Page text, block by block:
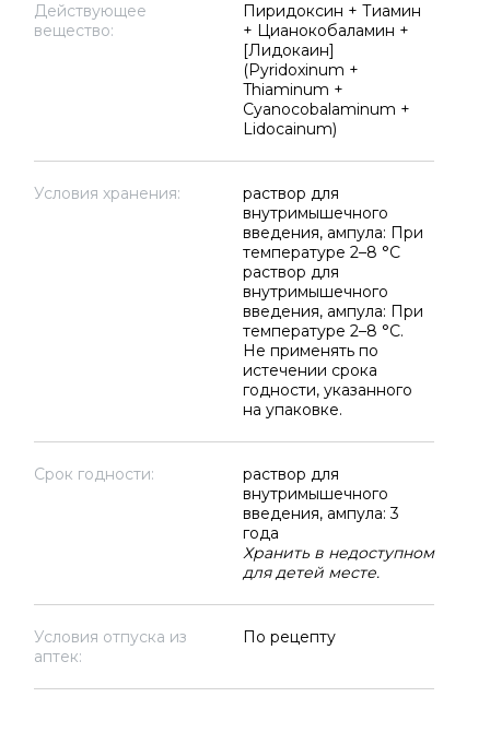
Действующее
вещество:
Пиридоксин + Тиамин
+ Цианокобаламин +
[Лидокаин]
(Pyridoxinum +
Thiaminum +
Cyanocobalaminum +
Lidocainum)
Условия хранения:
раствор для
внутримышечного
введения, ампула: При
температуре 2–8 °C
раствор для
внутримышечного
введения, ампула: При
температуре 2–8 °C.
Не применять по
истечении срока
годности, указанного
на упаковке.
Срок годности:
раствор для
внутримышечного
введения, ампула: 3
года
Хранить в недоступном
для детей месте.
Условия отпуска из
аптек:
По рецепту